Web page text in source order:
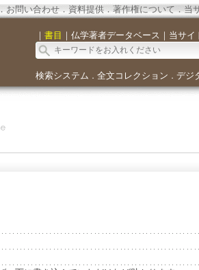
お問い合わせ． 資料提供．著作権について．当
｜ 書目 ｜ 仏学著者データベース ｜ 当サイ
検索システム ． 全文コレクション ． デジ